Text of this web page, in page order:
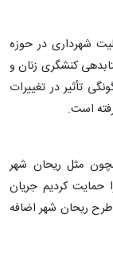
شهرداری در حوزه
کنشگری زنان و
تأثیر در تغییرات
است.
مثل ریحان شهر
کردیم جریان
نوآوری زنانه در شهر را راه انداختیم. به طوری که ۶‌۰ طرح ریحان شهر اضافه